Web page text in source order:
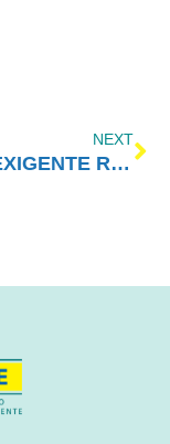
NEXT
AMOR-EXIGENTE REALIZA FORMATURA NA PENITENCIÁRIA DE ARARAQUARA/SP